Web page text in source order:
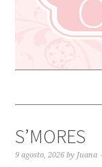
S’MORES
9 agosto, 2026 by Juana